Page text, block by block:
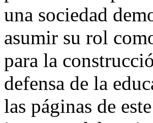
una sociedad
asumir su rol
para la
defensa de la
las páginas de